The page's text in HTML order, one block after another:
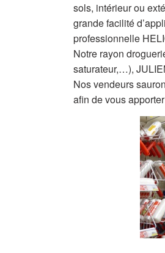
sols, intérieur ou
grande facilité
professionnelle
Notre rayon
saturateur,…),
Nos vendeurs
afin de vous